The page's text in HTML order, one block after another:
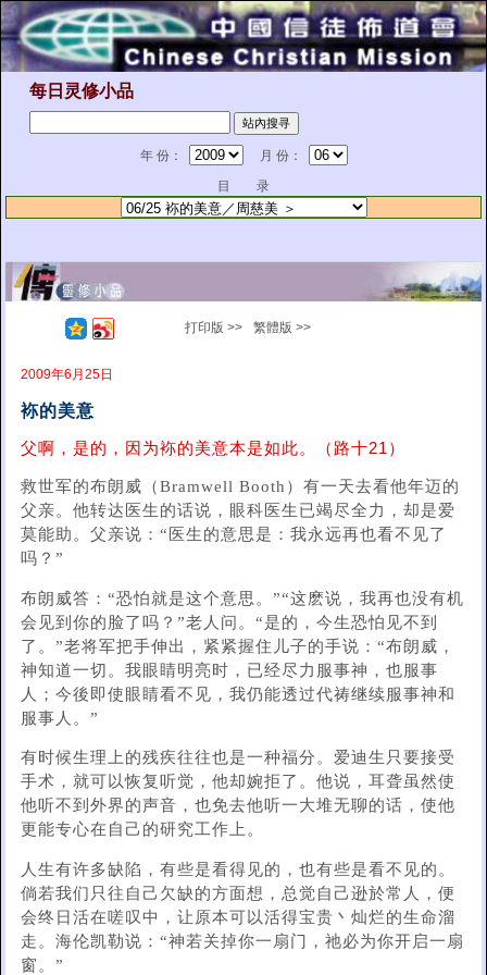
每日灵修小品
年 份：
月 份：
目 录
打印版 >> 繁體版 >>
2009年6月25日
袮的美意
父啊，是的，因为袮的美意本是如此。（路十21）
救世军的布朗威（Bramwell Booth）有一天去看他年迈的
父亲。他转达医生的话说，眼科医生已竭尽全力，却是爱
莫能助。父亲说：“医生的意思是：我永远再也看不见了
吗？”
布朗威答：“恐怕就是这个意思。”“这麽说，我再也没有机
会见到你的脸了吗？”老人问。“是的，今生恐怕见不到
了。”老将军把手伸出，紧紧握住儿子的手说：“布朗威，
神知道一切。我眼睛明亮时，已经尽力服事神，也服事
人；今後即使眼睛看不见，我仍能透过代祷继续服事神和
服事人。”
有时候生理上的残疾往往也是一种福分。爱迪生只要接受
手术，就可以恢复听觉，他却婉拒了。他说，耳聋虽然使
他听不到外界的声音，也免去他听一大堆无聊的话，使他
更能专心在自己的研究工作上。
人生有许多缺陷，有些是看得见的，也有些是看不见的。
倘若我们只往自己欠缺的方面想，总觉自己逊於常人，便
会终日活在嗟叹中，让原本可以活得宝贵丶灿烂的生命溜
走。海伦凯勒说：“神若关掉你一扇门，祂必为你开启一扇
窗。”